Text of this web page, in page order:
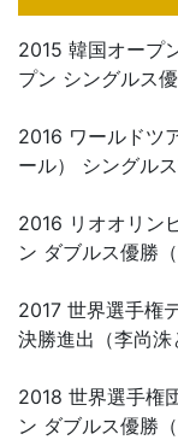
2015 韓国オープ
プン シングルス
2016 ワールドツ
ール） シングル
2016 リオオリン
ン ダブルス優勝
2017 世界選手権
決勝進出（李尚洙
2018 世界選手権
ン ダブルス優勝